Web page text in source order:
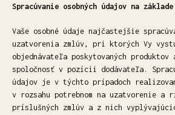
Spracúvanie osobných údajov na
Vaše osobné údaje najčastejšie
uzatvorenia zmlúv, pri ktorých Vy
objednávateľa poskytovaných
spoločnosť v pozícii dodávateľa.
údajov je v týchto prípadoch
v rozsahu potrebnom na uzatvorenie a
príslušných zmlúv a z nich